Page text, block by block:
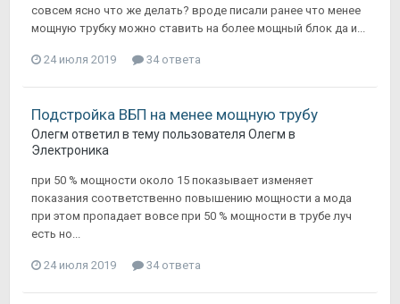
совсем ясно что же делать? вроде писали ранее что менее
мощную трубку можно ставить на более мощный блок да и...
24 июля 2019 34 ответа
Подстройка ВБП на менее мощную трубу
Олегм ответил в тему пользователя Олегм в
Электроника
при 50 % мощности около 15 показывает изменяет
показания соответственно повышению мощности а мода
при этом пропадает вовсе при 50 % мощности в трубе луч
есть но...
24 июля 2019 34 ответа